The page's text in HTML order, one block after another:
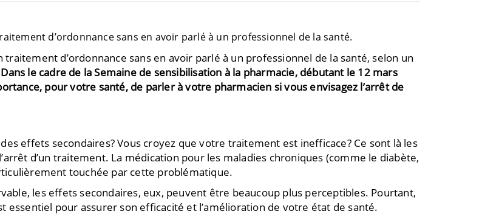
d’ordonnance sans en avoir parlé à un professionnel de la santé.
d’ordonnance sans en avoir parlé à un professionnel de la santé, selon un
Dans le cadre de la Semaine de sensibilisation à la pharmacie, débutant le 12 mars
pour votre santé, de parler à votre pharmacien si vous envisagez l’arrêt de
effets secondaires? Vous croyez que votre traitement est inefficace? Ce sont là les
d’un traitement. La médication pour les maladies chroniques (comme le diabète,
touchée par cette problématique.
les effets secondaires, eux, peuvent être beaucoup plus perceptibles. Pourtant,
pour assurer son efficacité et l’amélioration de votre état de santé.